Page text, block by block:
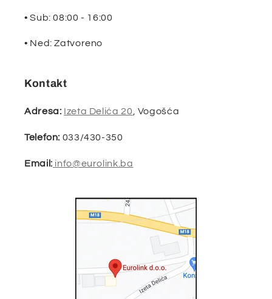
• Sub: 08:00 - 16:00
• Ned: Zatvoreno
Kontakt
Adresa: Izeta Delića 20, Vogošća
Telefon: 033/430-350
Email: info@eurolink.ba